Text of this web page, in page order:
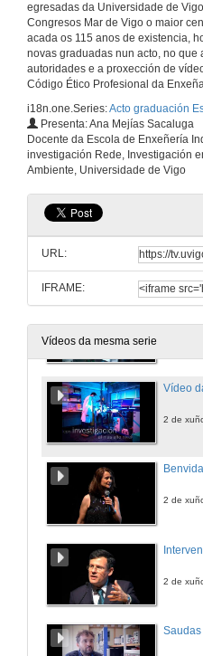
egresadas da Universidade de
Congresos Mar de Vigo o maior
acada os 115 anos de existencia,
novas graduadas nun acto, no
autoridades e a proxección de
Código Ético Profesional da
i18n.one.Series:Acto graduación
Presenta: Ana Mejías Sacaluga
Docente da Escola de Enxeñería
investigación Rede, Investigación
Ambiente, Universidade de Vigo
URL:
IFRAME:
Vídeos da mesma serie
2 de
Benvida
2 de
2 de